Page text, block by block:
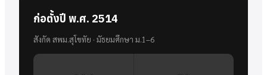
ก่อตั้งปี พ.ศ. 2514
สังกัด สพม.สุโขทัย · มัธยมศึกษา ม.1–6